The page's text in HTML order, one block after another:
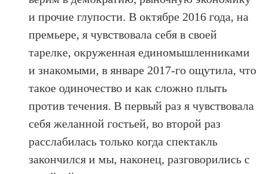
и прочие глупости. В октябре 2016 года, на
премьере, я чувствовала себя в своей
тарелке, окруженная единомышленниками
и знакомыми, в январе 2017-го ощутила, что
такое одиночество и как сложно плыть
против течения. В первый раз я чувствовала
себя желанной гостьей, во второй раз
расслабилась только когда спектакль
закончился и мы, наконец, разговорились с